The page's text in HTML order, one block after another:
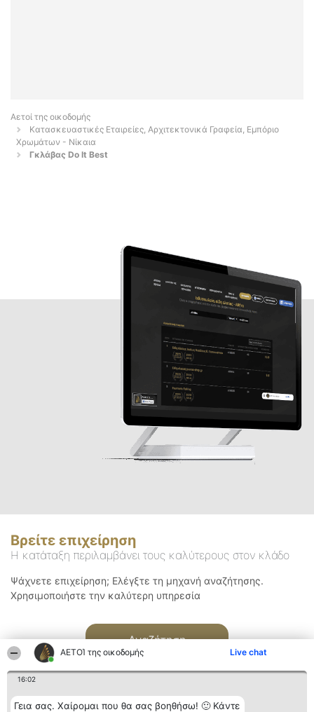
ΑΕΤΟΊ της οικοδομής Live chat
16:02
Γεια σας. Χαίρομαι που θα σας βοηθήσω! 🙂 Κάντε
Αετοί της οικοδομής
Κατασκευαστικές Εταιρείες, Αρχιτεκτονικά Γραφεία, Εμπόριο
Χρωμάτων - Νίκαια
Γκλάβας Do It Best
Βρείτε επιχείρηση
Η κατάταξη περιλαμβάνει τους καλύτερους στον κλάδο
Ψάχνετε επιχείρηση; Ελέγξτε τη μηχανή αναζήτησης.
Χρησιμοποιήστε την καλύτερη υπηρεσία
Αναζήτηση